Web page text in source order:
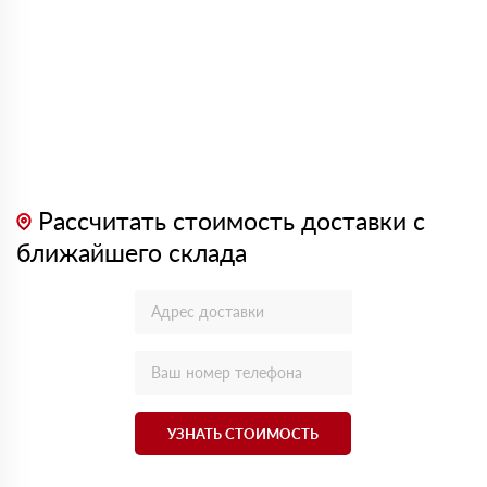
Рассчитать стоимость доставки с
ближайшего склада
УЗНАТЬ СТОИМОСТЬ